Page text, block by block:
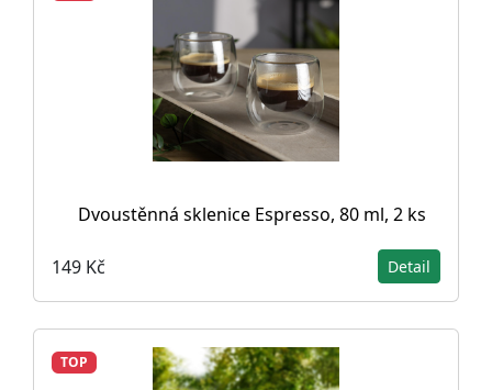
Dvoustěnná sklenice Espresso, 80 ml, 2 ks
149 Kč Detail
TOP